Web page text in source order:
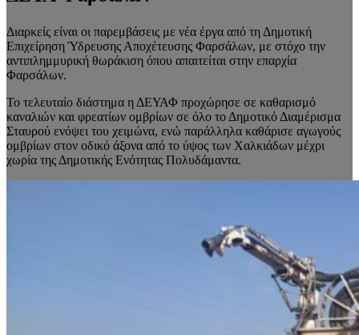
Διαρκείς είναι οι παρεμβάσεις με νέα έργα από τη Δημοτική
Επιχείρηση Ύδρευσης Αποχέτευσης Φαρσάλων, με στόχο την
αντιπλημμυρική θωράκιση όπου απαιτείται στην επαρχία
Φαρσάλων.
Το τελευταίο διάστημα η ΔΕΥΑΦ προχώρησε σε καθαρισμό
καναλιών και φρεατίων ομβρίων σε όλο το Δημοτικό Διαμέρισμα
Σταυρού ενόψει του χειμώνα, ενώ παράλληλα καθάρισε αγωγούς
ομβρίων στον οδικό άξονα από το ύψος των Χαλκιάδων μέχρι
χωρία της Δημοτικής Ενότητας Πολυδάμαντα.